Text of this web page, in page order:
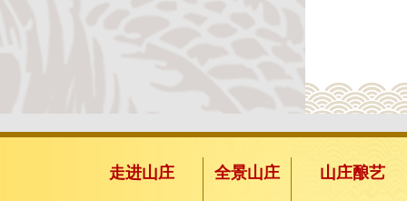
走进山庄 全景山庄 山庄酿艺